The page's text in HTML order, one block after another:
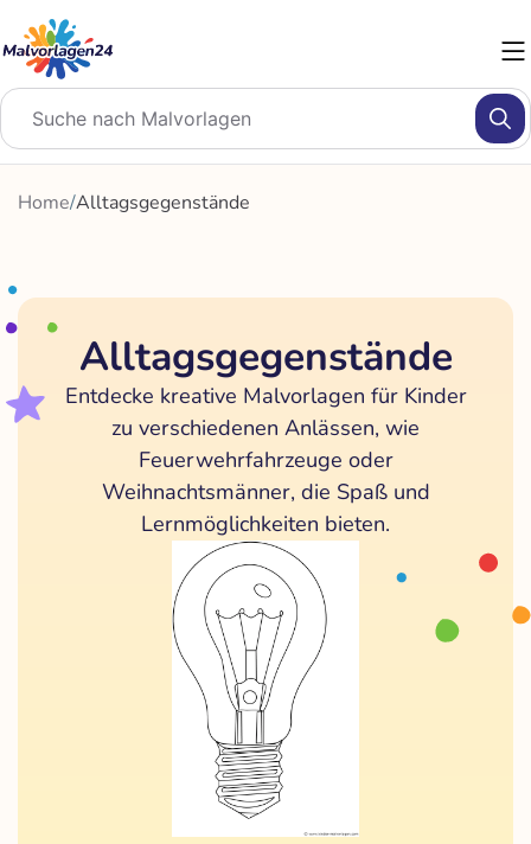
Inhalt
springen
Home/Alltagsgegenstände
Alltagsgegenstände
Entdecke kreative Malvorlagen für Kinder
zu verschiedenen Anlässen, wie
Feuerwehrfahrzeuge oder
Weihnachtsmänner, die Spaß und
Lernmöglichkeiten bieten.